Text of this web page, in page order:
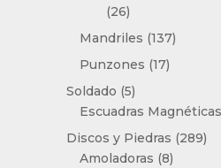
2626
productos
Mandriles 137137
Punzones 1717
Soldado 55
productos
Escuadras Magnéticas
Discos y Piedras 289289
Amoladoras 88